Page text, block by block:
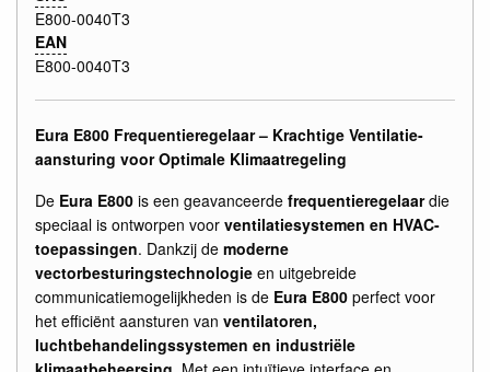
E800-0040T3
EAN
E800-0040T3
Eura E800 Frequentieregelaar – Krachtige Ventilatie-
aansturing voor Optimale Klimaatregeling
De Eura E800 is een geavanceerde frequentieregelaardie
speciaal is ontworpen voor ventilatiesystemen en HVAC-
toepassingen. Dankzij de moderne
vectorbesturingstechnologie en uitgebreide
communicatiemogelijkheden is de Eura E800 perfect voor
het efficiënt aansturen van ventilatoren,
luchtbehandelingssystemen en industriële